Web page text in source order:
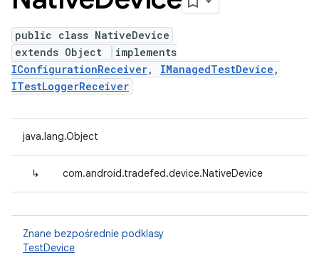
public class NativeDevice
extends Object
implements
IConfigurationReceiver, IManagedTestDevice ,
ITestLoggerReceiver
java.lang.Object
↳ com.android.tradefed.device.NativeDevice
Znane bezpośrednie podklasy
TestDevice